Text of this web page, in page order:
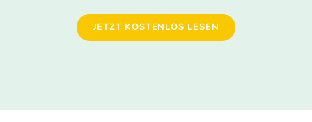
JETZT KOSTENLOS LESEN